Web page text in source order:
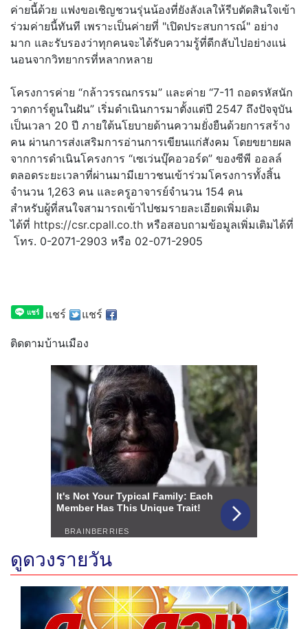
ค่ายนี้ด้วย แฟงขอเชิญชวนรุ่นน้องที่ยังลังเลให้รีบตัดสินใจเข้า
ร่วมค่ายนี้ทันที เพราะเป็นค่ายที่ "เปิดประสบการณ์" อย่าง
มาก และรับรองว่าทุกคนจะได้รับความรู้ที่ดีกลับไปอย่างแน่
นอนจากวิทยากรที่หลากหลาย
โครงการค่าย “กล้าวรรณกรรม” และค่าย “7-11 ถอดรหัสนัก
วาดการ์ตูนในฝัน” เริ่มดำเนินการมาตั้งแต่ปี 2547 ถึงปัจจุบัน
เป็นเวลา 20 ปี ภายใต้นโยบายด้านความยั่งยืนด้วยการสร้าง
คน ผ่านการส่งเสริมการอ่านการเขียนแก่สังคม โดยขยายผล
จากการดำเนินโครงการ “เซเว่นบุ๊คอวอร์ด” ของซีพี ออลล์
ตลอดระยะเวลาที่ผ่านมามีเยาวชนเข้าร่วมโครงการทั้งสิ้น
จำนวน 1,263 คน และครูอาจารย์จำนวน 154 คน
สำหรับผู้ที่สนใจสามารถเข้าไปชมรายละเอียดเพิ่มเติม
ได้ที่ https://csr.cpall.co.th หรือสอบถามข้อมูลเพิ่มเติมได้ที่
โทร. 0-2071-2903 หรือ 02-071-2905
แชร์ แชร์
ติดตามบ้านเมือง
ดูดวงรายวัน